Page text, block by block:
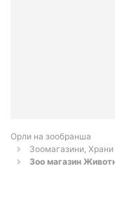
Орли на зообранша
Зоомагазини,
Зоо магазин